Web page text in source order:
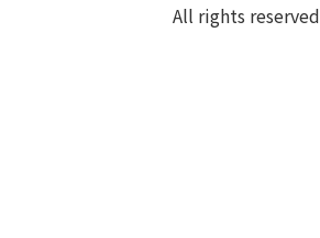
All rights reserved